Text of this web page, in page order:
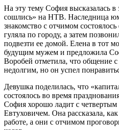
На эту тему София высказалась
сошлись» на НТВ. Наследница
знакомство с отчимом
гуляла по городу, а затем
подвезти ее домой. Елена в тот
будущим мужем и предложила
Воробей отметила, что общение
недолгим, но он успел
Девушка поделилась, что
состоялось во время
София хорошо ладит с
Евтуховичем. Она рассказала,
работе, а они с отчимом